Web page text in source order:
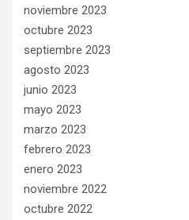
noviembre 2023
octubre 2023
septiembre 2023
agosto 2023
junio 2023
mayo 2023
marzo 2023
febrero 2023
enero 2023
noviembre 2022
octubre 2022